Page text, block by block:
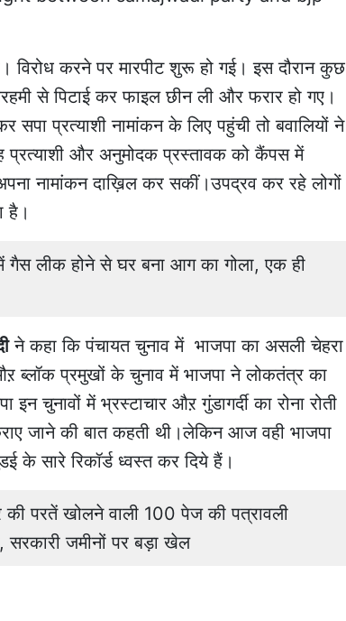
करने पर मारपीट शुरू हो गई। इस दौरान कुछ
से पिटाई कर फाइल छीन ली और फरार हो गए।
प्रत्याशी नामांकन के लिए पहुंची तो बवालियों ने
और अनुमोदक प्रस्तावक को कैंपस में
नामांकन दाख़िल कर सकीं।उपद्रव कर रहे लोगों
है।
लीक होने से घर बना आग का गोला, एक ही
ने कहा कि पंचायत चुनाव में भाजपा का असली चेहरा
ब्लॉक प्रमुखों के चुनाव में भाजपा ने लोकतंत्र का
चुनावों में भ्रस्टाचार औऱ गुंडागर्दी का रोना रोती
जाने की बात कहती थी।लेकिन आज वही भाजपा
सारे रिकॉर्ड ध्वस्त कर दिये हैं।
परतें खोलने वाली 100 पेज की पत्रावली
जमीनों पर बड़ा खेल